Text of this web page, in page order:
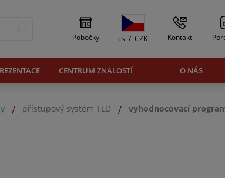
Pobočky cs / CZK Kontakt
CENTRUM ZNALOSTÍ O NÁS
přístupový systém TLD vyhodnocovací